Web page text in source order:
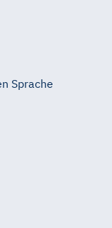
Sprache